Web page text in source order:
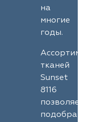
на
многие
годы.
тканей
Sunset
8116
позволяет
подобрать